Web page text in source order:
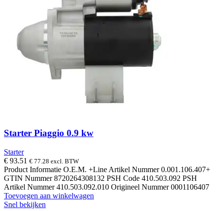
Starter Piaggio 0.9 kw
Starter
€ 93.51 € 77.28 excl. BTW
Product Informatie O.E.M. +Line Artikel Nummer 0.001.106.407+
GTIN Nummer 8720264308132 PSH Code 410.503.092 PSH
Artikel Nummer 410.503.092.010 Origineel Nummer 0001106407
Toevoegen aan winkelwagen
Snel bekijken